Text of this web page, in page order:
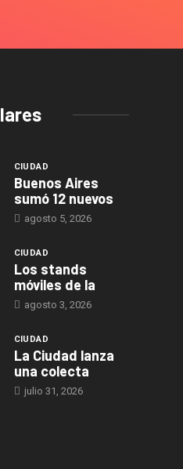
CIUDAD
Buenos Aires
sumó 12 nuevos
agosto 5, 2026
CIUDAD
Los stands
móviles de la
agosto 3, 2026
CIUDAD
La Ciudad lanza
una colecta
julio 31, 2026